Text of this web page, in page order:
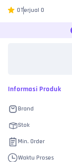
0Terjual 0
Informasi Produk
Brand
Stok
Min. Order
Waktu Proses